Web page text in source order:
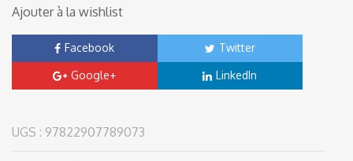
Ajouter à la wishlist
Facebook Twitter
Google+ LinkedIn
UGS : 97822907789073